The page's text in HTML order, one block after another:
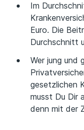
Im
Euro. Die
Durchschnitt
Wer jung und
gesetzlichen
musst Du Dir
denn mit der